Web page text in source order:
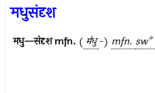
मधुसंदृश
मधु—संदृशmfn. ( म॑धु -) mfn. sw°